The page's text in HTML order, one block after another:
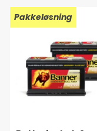
Pakkeløsning